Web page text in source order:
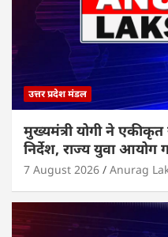
उत्तर प्रदेश मंडल
मुख्यमंत्री योगी ने एकीकृत
निर्देश, राज्य युवा आयोग
7 August 2026 Anurag